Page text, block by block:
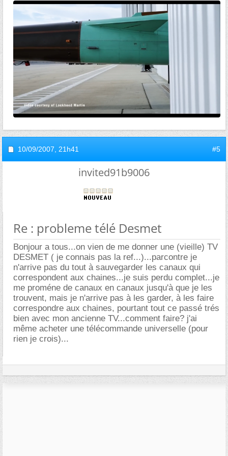
10/09/2007, 21h41 #5
invited91b9006
Re : probleme télé Desmet
Bonjour a tous...on vien de me donner une (vieille) TV
DESMET ( je connais pas la ref...)...parcontre je
n'arrive pas du tout à sauvegarder les canaux qui
correspondent aux chaines...je suis perdu complet...je
me proméne de canaux en canaux jusqu'à que je les
trouvent, mais je n'arrive pas à les garder, à les faire
correspondre aux chaines, pourtant tout ce passé trés
bien avec mon ancienne TV...comment faire? j'ai
même acheter une télécommande universelle (pour
rien je crois)...